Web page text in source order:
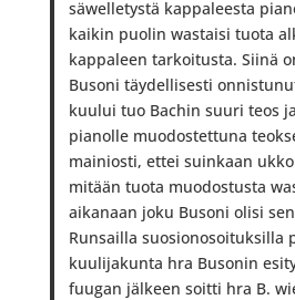
säwelletystä kappaleesta
kaikin puolin wastaisi tuota
kappaleen tarkoitusta. Siinä
Busoni täydellisesti
kuului tuo Bachin suuri teos
pianolle muodostettuna
mainiosti, ettei suinkaan
mitään tuota muodostusta
aikanaan joku Busoni olisi
Runsailla suosionosoituksilla
kuulijakunta hra Busonin
fuugan jälkeen soitti hra B.